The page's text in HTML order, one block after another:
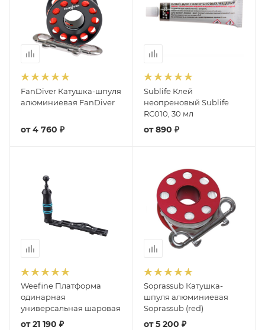
FanDiver Катушка-шпуля
алюминиевая FanDiver
от4 760 ₽
Sublife Клей
неопреновый Sublife
RC010, 30 мл
от890 ₽
Weefine Платформа
одинарная
универсальная шаровая
от21 190 ₽
Soprassub Катушка-
шпуля алюминиевая
Soprassub (red)
от5 200 ₽